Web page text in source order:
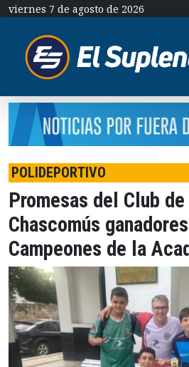
viernes 7 de agosto de 2026
POLIDEPORTIVO
Promesas del Club
Chascomús
Campeones de la